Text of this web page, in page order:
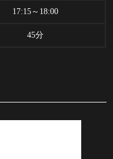
17:15～18:00
45分